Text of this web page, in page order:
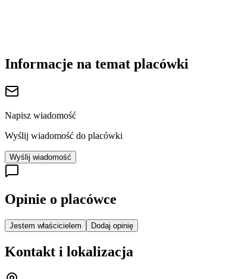
Informacje na temat placówki
Napisz wiadomość
Wyślij wiadomość do placówki
Wyślij wiadomość
Opinie o placówce
Jestem właścicielem Dodaj opinię
Kontakt i lokalizacja